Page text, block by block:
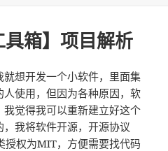
具箱】项目解析
想开发一个小软件，里面集
使用，但因为各种原因，软
觉得我可以重新建立好这个
我将软件开源，开源协议
授权为MIT，方便需要找代码